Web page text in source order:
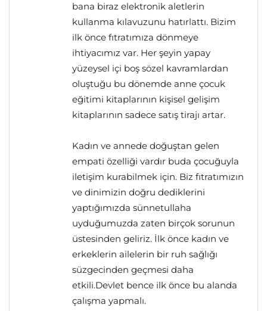
bana biraz elektronik aletlerin
kullanma kılavuzunu hatırlattı. Bizim
ilk önce fıtratımıza dönmeye
ihtiyacımız var. Her şeyin yapay
yüzeysel içi boş sözel kavramlardan
oluştuğu bu dönemde anne çocuk
eğitimi kitaplarının kişisel gelişim
kitaplarının sadece satış tirajı artar.
Kadın ve annede doğuştan gelen
empati özelliği vardır buda çocuğuyla
iletişim kurabilmek için. Biz fıtratımızın
ve dinimizin doğru dediklerini
yaptığımızda sünnetullaha
uyduğumuzda zaten birçok sorunun
üstesinden geliriz. İlk önce kadın ve
erkeklerin ailelerin bir ruh sağlığı
süzgecinden geçmesi daha
etkili.Devlet bence ilk önce bu alanda
çalışma yapmalı.